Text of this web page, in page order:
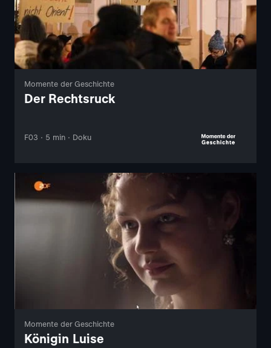
Momente der Geschichte
Der Rechtsruck
F03 · 5 min · Doku
Momente der Geschichte
Königin Luise